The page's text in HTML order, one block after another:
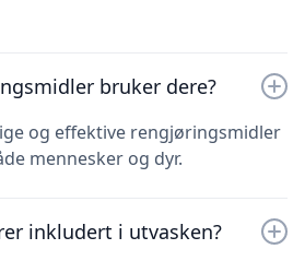
bruker dere?
og effektive rengjøringsmidler
mennesker og dyr.
inkludert i utvasken?